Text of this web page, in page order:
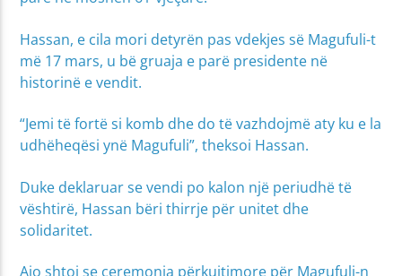
Hassan, e cila mori detyrën pas vdekjes së Magufuli-t
më 17 mars, u bë gruaja e parë presidente në
historinë e vendit.
“Jemi të fortë si komb dhe do të vazhdojmë aty ku e la
udhëheqësi ynë Magufuli”, theksoi Hassan.
Duke deklaruar se vendi po kalon një periudhë të
vështirë, Hassan bëri thirrje për unitet dhe
solidaritet.
Ajo shtoi se ceremonia përkujtimore për Magufuli-n